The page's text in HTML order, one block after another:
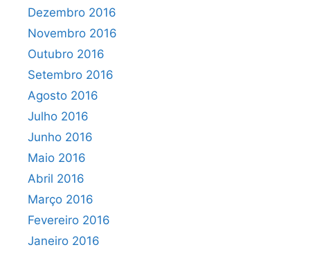
Dezembro 2016
Novembro 2016
Outubro 2016
Setembro 2016
Agosto 2016
Julho 2016
Junho 2016
Maio 2016
Abril 2016
Março 2016
Fevereiro 2016
Janeiro 2016